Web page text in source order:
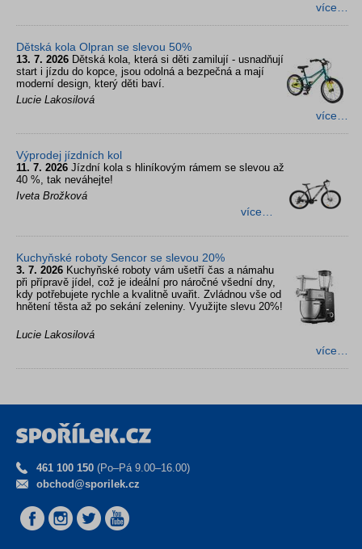
více…
Dětská kola Olpran se slevou 50%
13. 7. 2026 Dětská kola, která si děti zamilují - usnadňují
start i jízdu do kopce, jsou odolná a bezpečná a mají
moderní design, který děti baví.
Lucie Lakosilová
více…
Výprodej jízdních kol
11. 7. 2026 Jízdní kola s hliníkovým rámem se slevou až
40 %, tak neváhejte!
Iveta Brožková
více…
Kuchyňské roboty Sencor se slevou 20%
3. 7. 2026 Kuchyňské roboty vám ušetří čas a námahu
při přípravě jídel, což je ideální pro náročné všední dny,
kdy potřebujete rychle a kvalitně uvařit. Zvládnou vše od
hnětení těsta až po sekání zeleniny. Využijte slevu 20%!
Lucie Lakosilová
více…
461 100 150 (Po–Pá 9.00–16.00)
obchod@sporilek.cz